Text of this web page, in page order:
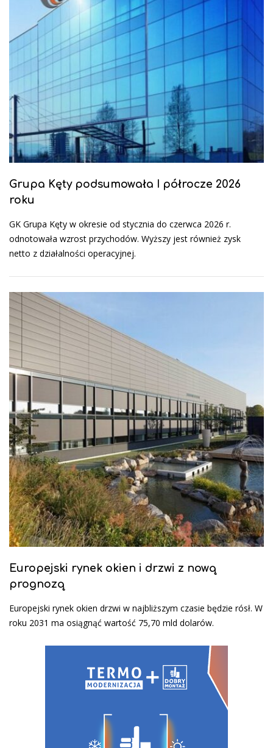
Grupa Kęty podsumowała I półrocze 2026
roku
GK Grupa Kęty w okresie od stycznia do czerwca 2026 r.
odnotowała wzrost przychodów. Wyższy jest również zysk
netto z działalności operacyjnej.
Europejski rynek okien i drzwi z nową
prognozą
Europejski rynek okien drzwi w najbliższym czasie będzie rósł. W
roku 2031 ma osiągnąć wartość 75,70 mld dolarów.